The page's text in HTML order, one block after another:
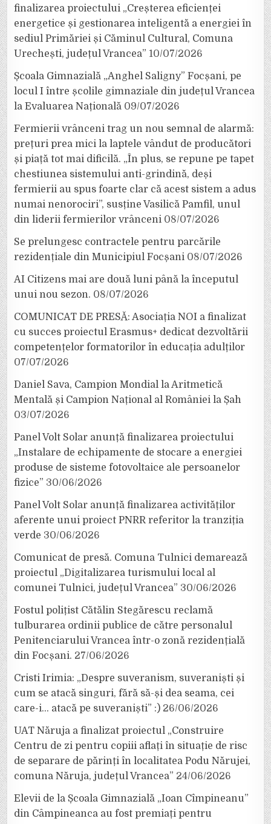
finalizarea proiectului „Creșterea eficienței
energetice și gestionarea inteligentă a energiei în
sediul Primăriei și Căminul Cultural, Comuna
Urechești, județul Vrancea” 10/07/2026
Școala Gimnazială „Anghel Saligny” Focșani, pe
locul I între școlile gimnaziale din județul Vrancea
la Evaluarea Națională 09/07/2026
Fermierii vrânceni trag un nou semnal de alarmă:
prețuri prea mici la laptele vândut de producători
și piață tot mai dificilă. „În plus, se repune pe tapet
chestiunea sistemului anti-grindină, deși
fermierii au spus foarte clar că acest sistem a adus
numai nenorociri”, susține Vasilică Pamfil, unul
din liderii fermierilor vrânceni 08/07/2026
Se prelungesc contractele pentru parcările
rezidențiale din Municipiul Focșani 08/07/2026
AI Citizens mai are două luni până la începutul
unui nou sezon. 08/07/2026
COMUNICAT DE PRESĂ: Asociația NOI a finalizat
cu succes proiectul Erasmus+ dedicat dezvoltării
competențelor formatorilor în educația adulților
07/07/2026
Daniel Sava, Campion Mondial la Aritmetică
Mentală și Campion Național al României la Șah
03/07/2026
Panel Volt Solar anunță finalizarea proiectului
„Instalare de echipamente de stocare a energiei
produse de sisteme fotovoltaice ale persoanelor
fizice” 30/06/2026
Panel Volt Solar anunță finalizarea activităților
aferente unui proiect PNRR referitor la tranziția
verde 30/06/2026
Comunicat de presă. Comuna Tulnici demarează
proiectul „Digitalizarea turismului local al
comunei Tulnici, județul Vrancea” 30/06/2026
Fostul polițist Cătălin Stegărescu reclamă
tulburarea ordinii publice de către personalul
Penitenciarului Vrancea într-o zonă rezidențială
din Focșani. 27/06/2026
Cristi Irimia: „Despre suveranism, suveraniști și
cum se atacă singuri, fără să-și dea seama, cei
care-i… atacă pe suveraniști” :) 26/06/2026
UAT Năruja a finalizat proiectul „Construire
Centru de zi pentru copiii aflați în situație de risc
de separare de părinți în localitatea Podu Nărujei,
comuna Năruja, județul Vrancea” 24/06/2026
Elevii de la Școala Gimnazială „Ioan Cîmpineanu”
din Câmpineanca au fost premiați pentru